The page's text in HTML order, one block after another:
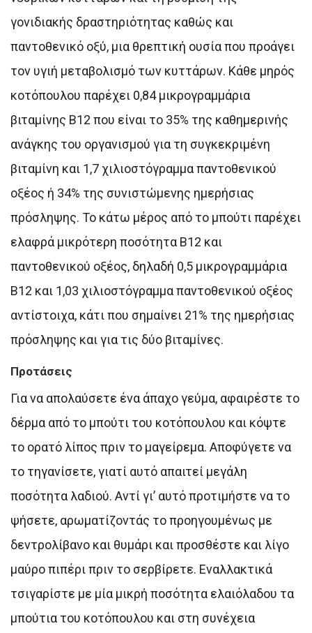
γονιδιακής δραστηριότητας καθώς και
παντοθενικό οξύ, μια θρεπτική ουσία που προάγει
τον υγιή μεταβολισμό των κυττάρων. Κάθε μηρός
κοτόπουλου παρέχει 0,84 μικρογραμμάρια
βιταμίνης Β12 που είναι το 35% της καθημερινής
ανάγκης του οργανισμού για τη συγκεκριμένη
βιταμίνη και 1,7 χιλιοστόγραμμα παντοθενικού
οξέος ή 34% της συνιστώμενης ημερήσιας
πρόσληψης. Το κάτω μέρος από το μπούτι παρέχει
ελαφρά μικρότερη ποσότητα Β12 και
παντοθενικού οξέος, δηλαδή 0,5 μικρογραμμάρια
Β12 και 1,03 χιλιοστόγραμμα παντοθενικού οξέος
αντίστοιχα, κάτι που σημαίνει 21% της ημερήσιας
πρόσληψης και για τις δύο βιταμίνες.
Προτάσεις
Για να απολαύσετε ένα άπαχο γεύμα, αφαιρέστε το
δέρμα από το μπούτι του κοτόπουλου και κόψτε
το ορατό λίπος πριν το μαγείρεμα. Αποφύγετε να
το τηγανίσετε, γιατί αυτό απαιτεί μεγάλη
ποσότητα λαδιού. Αντί γι’ αυτό προτιμήστε να το
ψήσετε, αρωματίζοντάς το προηγουμένως με
δεντρολίβανο και θυμάρι και προσθέστε και λίγο
μαύρο πιπέρι πριν το σερβίρετε. Εναλλακτικά
τσιγαρίστε με μία μικρή ποσότητα ελαιόλαδου τα
μπούτια του κοτόπουλου και στη συνέχεια